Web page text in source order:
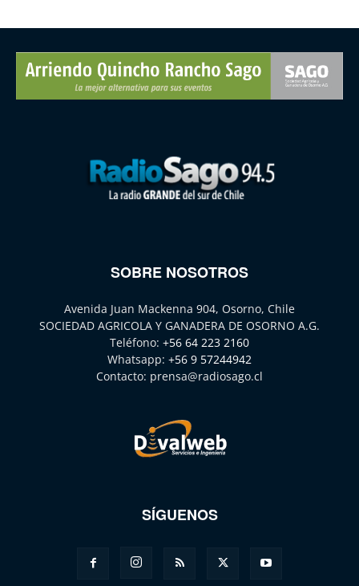
SOBRE NOSOTROS
Avenida Juan Mackenna 904, Osorno, Chile
SOCIEDAD AGRICOLA Y GANADERA DE OSORNO A.G.
Teléfono: +56 64 223 2160
Whatsapp: +56 9 57244942
Contacto: prensa@radiosago.cl
SÍGUENOS